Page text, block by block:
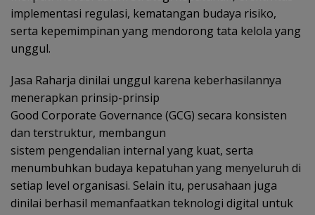
implementasi regulasi, kematangan budaya risiko,
serta kepemimpinan yang mendorong tata kelola yang
unggul.
Jasa Raharja dinilai unggul karena keberhasilannya
menerapkan prinsip-prinsip
Good Corporate Governance (GCG) secara konsisten
dan terstruktur, membangun
sistem pengendalian internal yang kuat, serta
menumbuhkan budaya kepatuhan yang menyeluruh di
setiap level organisasi. Selain itu, perusahaan juga
dinilai berhasil memanfaatkan teknologi digital untuk